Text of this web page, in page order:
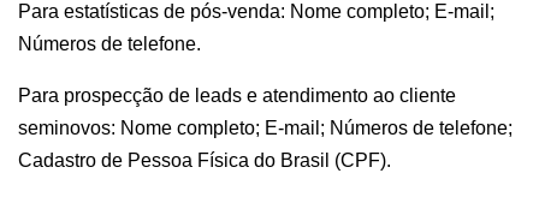
Para estatísticas de pós-venda: Nome completo; E-mail;
Números de telefone.
Para prospecção de leads e atendimento ao cliente
seminovos: Nome completo; E-mail; Números de telefone;
Cadastro de Pessoa Física do Brasil (CPF).